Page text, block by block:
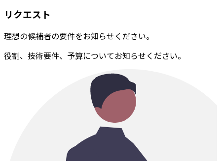
リクエスト
理想の候補者の要件をお知らせください。
役割、技術要件、予算についてお知らせください。